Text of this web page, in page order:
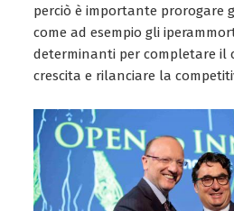
perciò è importante prorogare
come ad esempio gli
determinanti per completare il
crescita e rilanciare la